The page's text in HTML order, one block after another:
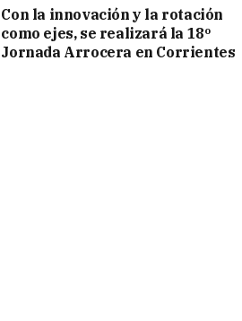
Con la innovación y la rotación
como ejes, se realizará la 18º
Jornada Arrocera en Corrientes